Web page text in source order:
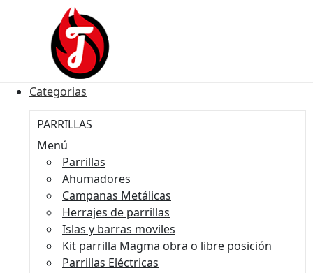
Categorias
PARRILLAS
Menú
Parrillas
Ahumadores
Campanas Metálicas
Herrajes de parrillas
Islas y barras moviles
Kit parrilla Magma obra o libre posición
Parrillas Eléctricas